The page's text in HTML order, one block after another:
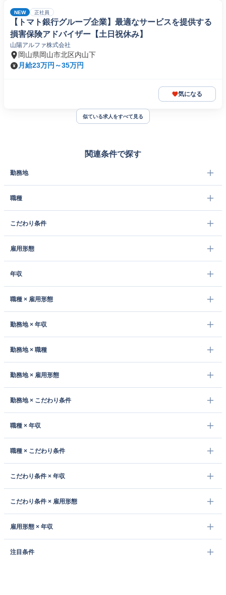
NEW 正社員
【トマト銀行グループ企業】最適なサービスを提供する
損害保険アドバイザー【土日祝休み】
山陽アルファ株式会社
岡山県岡山市北区内山下
月給23万円～35万円
気になる
似ている求人をすべて見る
関連条件で探す
勤務地
職種
こだわり条件
雇用形態
年収
職種 × 雇用形態
勤務地 × 年収
勤務地 × 職種
勤務地 × 雇用形態
勤務地 × こだわり条件
職種 × 年収
職種 × こだわり条件
こだわり条件 × 年収
こだわり条件 × 雇用形態
雇用形態 × 年収
注目条件